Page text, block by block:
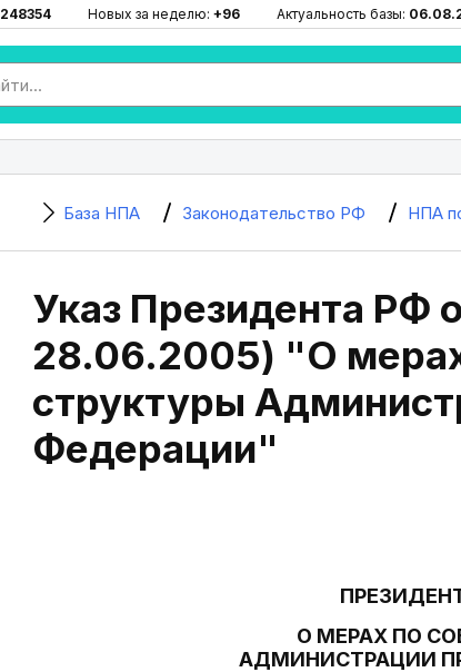
248354 Новых за неделю: +96 Актуальность базы:
База НПА Законодательство РФ НПА
Указ Президента РФ
28.06.2005) "О
структуры
Федерации"
О МЕРАХ ПО
АДМИНИСТРАЦИИ